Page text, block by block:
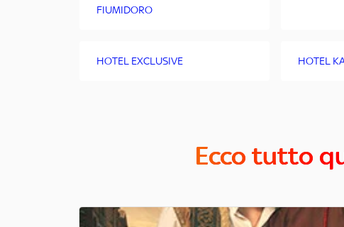
FIUMIDORO
HOTEL EXCLUSIVE HOTEL
Ecco tutto